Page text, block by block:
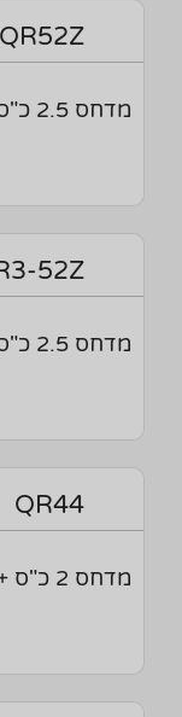
QR52Z
מדחס 2.5 כ"ס + ברז חד פאזי 404a/507
52Z
מדחס 2.5 כ"ס + ברז תלת 404a/507
QR44
מדחס 2 כ"ס + ברז חד ללא מערכת